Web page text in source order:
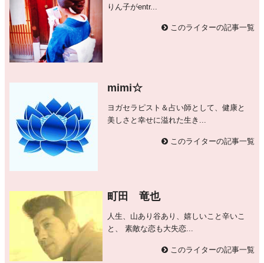
りん子がentr...
このライターの記事一覧
mimi☆
ヨガセラピスト＆占い師として、健康と
美しさと幸せに溢れた生き...
このライターの記事一覧
町田 竜也
人生、山あり谷あり、嬉しいこと辛いこ
と、 素敵な恋も大失恋...
このライターの記事一覧